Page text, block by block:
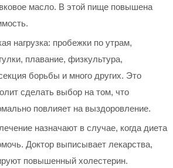
масло. В этой пище повышена
нагрузка: пробежки по утрам,
плавание, физкультура,
борьбы и много других. Это
сделать выбор на том, что
повлияет на выздоровление.
назначают в случае, когда диета
Доктор выписывает лекарства,
повышенный холестерин.